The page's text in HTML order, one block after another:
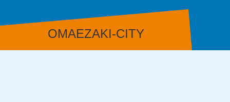
OMAEZAKI-CITY